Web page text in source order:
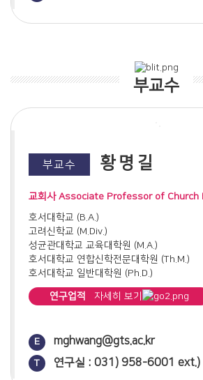
구약 선지자의 마지막 외침: 말라기서(2019)
시편 저주시에 대한 이해(2019)
드러나지 않은 하나님의 섭리: 에스더서
여호와의 사자 학개의 메시지(2021)
언약을 유지하는 지침서: 레위기(2022)
오바댜의 묵시: 에돔의 심판과 이스라엘의
안수 행위의 성경적 의미(2023)
가장 아름다운 사랑의 찬가: 아가서(1)(2024)
성경에 나타난 표적의 의미(2024)
신명기적 관점에서 본 이세벨
유다와 다말의 이야기에 관한 소고(창세기
(2026)
부교수
부교수 황명길
교회사 Associate Professor of Church
호서대학교 (B.A.)
고려신학교 (M.Div.)
성균관대학교 교육대학원 (M.A.)
호서대학교 연합신학전문대학원 (Th.M.)
호서대학교 일반대학원 (Ph.D.)
연구업적 자세히 보기
신학대학교 도서관의 현황분석에 따른 발전
(M.A)
고려파 교회의 형성에 관한 연구(Th.M)
E mghwang@gts.ac.kr
T 연구실 : 031) 958-6001 ext.)